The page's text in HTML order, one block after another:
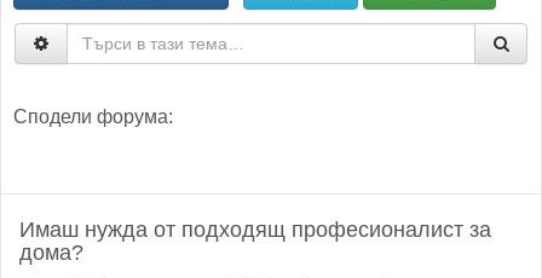
Сподели форума:
Имаш нужда от подходящ професионалист за
дома?